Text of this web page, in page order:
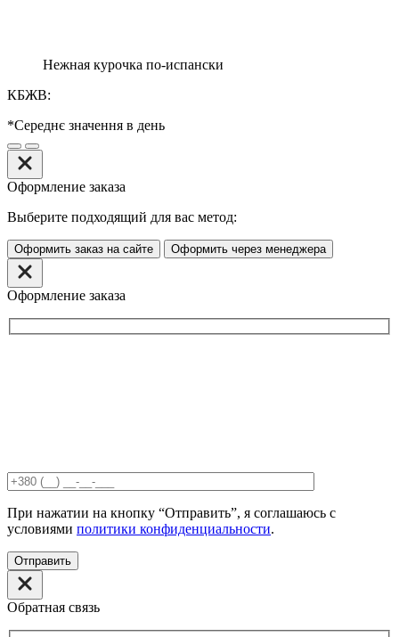
Нежная курочка по-испански
КБЖВ:
*Середнє значення в день
Оформление заказа
Выберите подходящий для вас метод:
Оформить заказ на сайте Оформить через менеджера
Оформление заказа
При нажатии на кнопку “Отправить”, я соглашаюсь с
условиями политики конфиденциальности.
Отправить
Обратная связь